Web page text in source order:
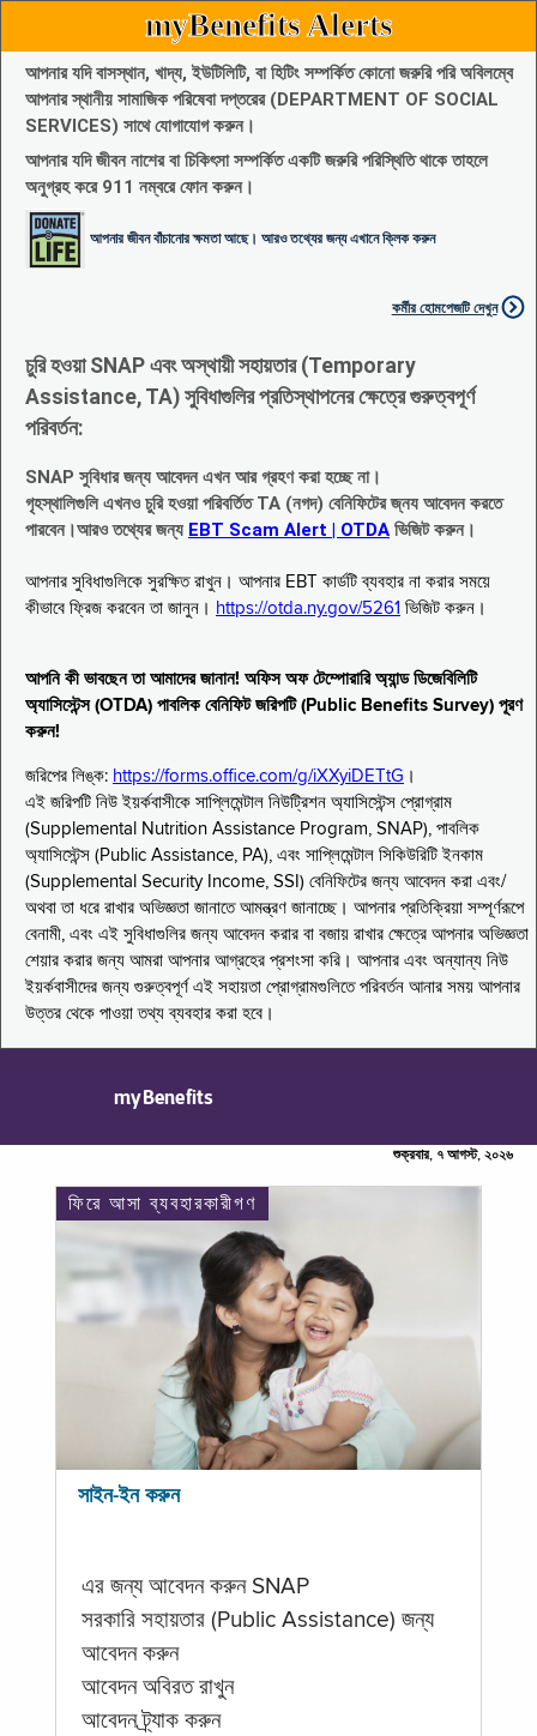
myBenefits Alerts
আপনার যদি বাসস্থান, খাদ্য, ইউটিলিটি, বা হিটিং সম্পর্কিত কোনো জরুরি পরি অবিলম্বে
আপনার স্থানীয় সামাজিক পরিষেবা দপ্তরের (DEPARTMENT OF SOCIAL
SERVICES) সাথে যোগাযোগ করুন।
আপনার যদি জীবন নাশের বা চিকিৎসা সম্পর্কিত একটি জরুরি পরিস্থিতি থাকে তাহলে
অনুগ্রহ করে 911 নম্বরে ফোন করুন।
আপনার জীবন বাঁচানোর ক্ষমতা আছে। আরও তথ্যের জন্য এখানে ক্লিক করুন
কর্মীর হোমপেজটি দেখুন
চুরি হওয়া SNAP এবং অস্থায়ী সহায়তার (Temporary
Assistance, TA) সুবিধাগুলির প্রতিস্থাপনের ক্ষেত্রে গুরুত্বপূর্ণ
পরিবর্তন:
SNAP সুবিধার জন্য আবেদন এখন আর গ্রহণ করা হচ্ছে না।
গৃহস্থালিগুলি এখনও চুরি হওয়া পরিবর্তিত TA (নগদ) বেনিফিটের জ্নয আবেদন করতে
পারবেন।আরও তথ্যের জন্য EBT Scam Alert | OTDA ভিজিট করুন।
আপনার সুবিধাগুলিকে সুরক্ষিত রাখুন। আপনার EBT কার্ডটি ব্যবহার না করার সময়ে
কীভাবে ফ্রিজ করবেন তা জানুন। https://otda.ny.gov/5261 ভিজিট করুন।
আপনি কী ভাবছেন তা আমাদের জানান! অফিস অফ টেম্পোরারি অ্যান্ড ডিজেবিলিটি
অ্যাসিস্টেন্স (OTDA) পাবলিক বেনিফিট জরিপটি (Public Benefits Survey) পূরণ
করুন!
জরিপের লিঙ্ক: https://forms.office.com/g/iXXyiDETtG ।
এই জরিপটি নিউ ইয়র্কবাসীকে সাপ্লিমেন্টাল নিউট্রিশন অ্যাসিস্টেন্স প্রোগ্রাম
(Supplemental Nutrition Assistance Program, SNAP), পাবলিক
অ্যাসিস্টেন্স (Public Assistance, PA), এবং সাপ্লিমেন্টাল সিকিউরিটি ইনকাম
(Supplemental Security Income, SSI) বেনিফিটের জন্য আবেদন করা এবং/
অথবা তা ধরে রাখার অভিজ্ঞতা জানাতে আমন্ত্রণ জানাচ্ছে। আপনার প্রতিক্রিয়া সম্পূর্ণরূপে
বেনামী, এবং এই সুবিধাগুলির জন্য আবেদন করার বা বজায় রাখার ক্ষেত্রে আপনার অভিজ্ঞতা
শেয়ার করার জন্য আমরা আপনার আগ্রহের প্রশংসা করি। আপনার এবং অন্যান্য নিউ
ইয়র্কবাসীদের জন্য গুরুত্বপূর্ণ এই সহায়তা প্রোগ্রামগুলিতে পরিবর্তন আনার সময় আপনার
উত্তর থেকে পাওয়া তথ্য ব্যবহার করা হবে।
myBenefits
শুক্রবার, ৭ আগস্ট, ২০২৬
ফিরে আসা ব্যবহারকারীগণ
সাইন-ইন করুন
এর জন্য আবেদন করুন SNAP
সরকারি সহায়তার (Public Assistance) জন্য
আবেদন করুন
আবেদন অবিরত রাখুন
আবেদন ট্র্যাক করুন